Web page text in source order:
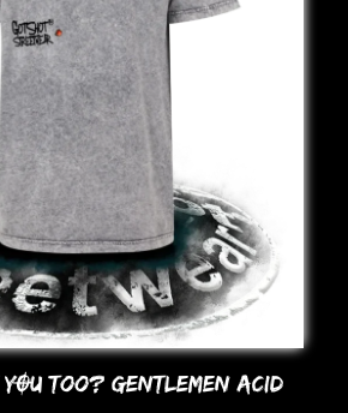
Too? GENTLEMEN ACID